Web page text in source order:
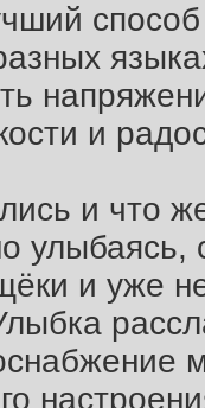
и
и что
улыбаясь,
и уже